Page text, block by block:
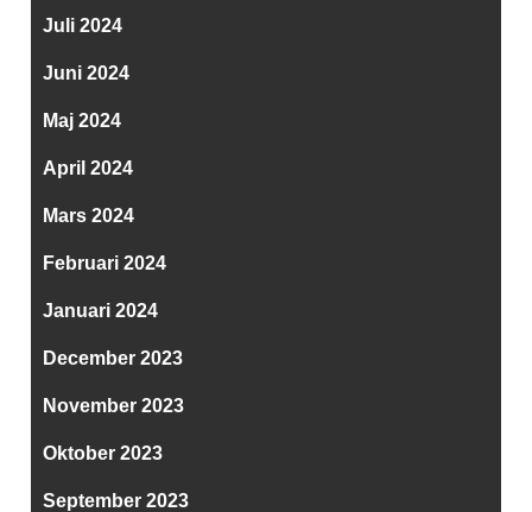
Juli 2024
Juni 2024
Maj 2024
April 2024
Mars 2024
Februari 2024
Januari 2024
December 2023
November 2023
Oktober 2023
September 2023